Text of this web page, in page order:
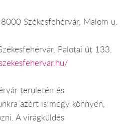
Székesfehérvár, Malom u.
Palotai út 133.
területén és
azért is megy könnyen,
A virágküldés